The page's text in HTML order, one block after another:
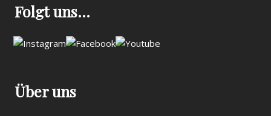
Folgt uns…
Über uns